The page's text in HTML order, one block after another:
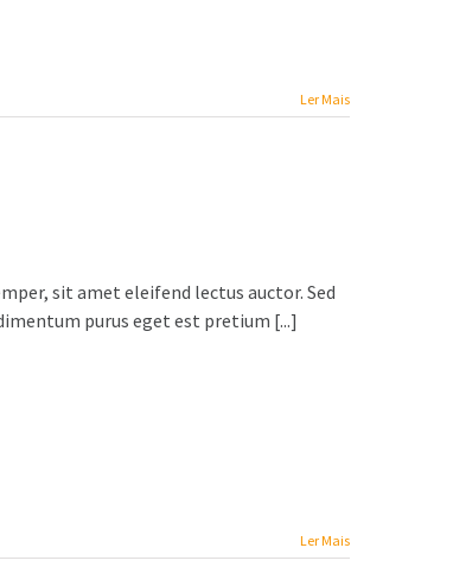
Ler Mais
sit amet eleifend lectus auctor. Sed
purus eget est pretium [...]
Ler Mais